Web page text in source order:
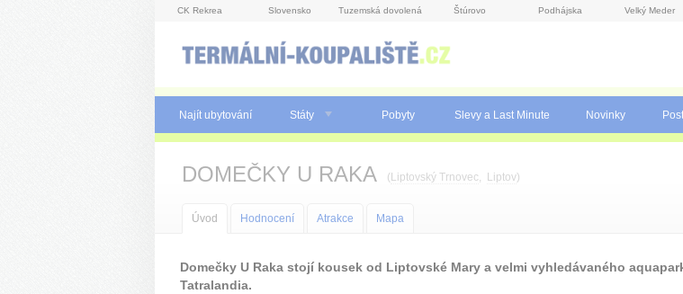
CK Rekrea Slovensko Tuzemská dovolená Štúrovo Podhájska Velký Meder
Najít ubytování Státy Pobyty Slevy a Last Minute Novinky
DOMEČKY U RAKA ( Liptovský Trnovec, Liptov)
Úvod Hodnocení Atrakce Mapa
Domečky U Raka stojí kousek od Liptovské Mary a velmi vyhledávaného
Tatralandia.